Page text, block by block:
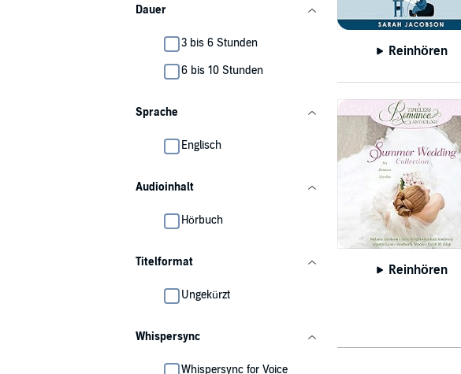
Dauer
3 bis 6 Stunden
6 bis 10 Stunden
Sprache
Englisch
Audioinhalt
Hörbuch
Titelformat
Ungekürzt
Whispersync
Whispersync for Voice
Reinhören
Reinhören